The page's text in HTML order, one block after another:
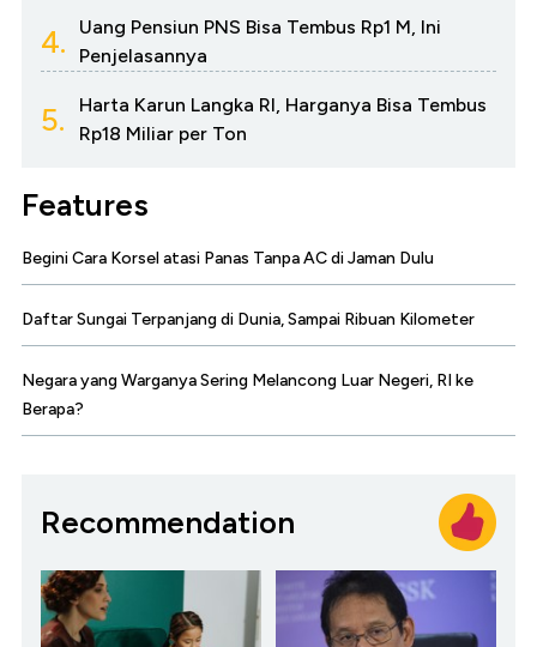
4.
Uang Pensiun PNS Bisa Tembus Rp1 M, Ini
Penjelasannya
5.
Harta Karun Langka RI, Harganya Bisa Tembus
Rp18 Miliar per Ton
Features
Begini Cara Korsel atasi Panas Tanpa AC di Jaman Dulu
Daftar Sungai Terpanjang di Dunia, Sampai Ribuan Kilometer
Negara yang Warganya Sering Melancong Luar Negeri, RI ke
Berapa?
Recommendation